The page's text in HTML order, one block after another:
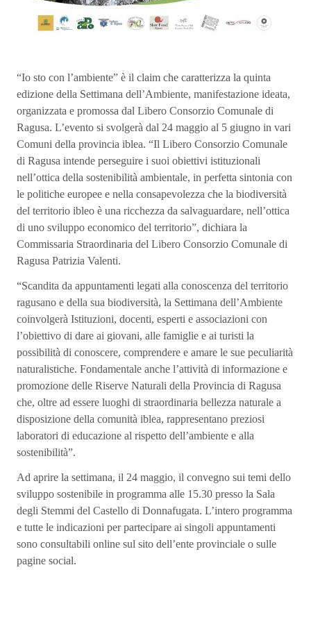
“Io sto con l’ambiente” è il claim che caratterizza la quinta
edizione della Settimana dell’Ambiente, manifestazione ideata,
organizzata e promossa dal Libero Consorzio Comunale di
Ragusa. L’evento si svolgerà dal 24 maggio al 5 giugno in vari
Comuni della provincia iblea. “Il Libero Consorzio Comunale
di Ragusa intende perseguire i suoi obiettivi istituzionali
nell’ottica della sostenibilità ambientale, in perfetta sintonia con
le politiche europee e nella consapevolezza che la biodiversità
del territorio ibleo è una ricchezza da salvaguardare, nell’ottica
di uno sviluppo economico del territorio”, dichiara la
Commissaria Straordinaria del Libero Consorzio Comunale di
Ragusa Patrizia Valenti.
“Scandita da appuntamenti legati alla conoscenza del territorio
ragusano e della sua biodiversità, la Settimana dell’Ambiente
coinvolgerà Istituzioni, docenti, esperti e associazioni con
l’obiettivo di dare ai giovani, alle famiglie e ai turisti la
possibilità di conoscere, comprendere e amare le sue peculiarità
naturalistiche. Fondamentale anche l’attività di informazione e
promozione delle Riserve Naturali della Provincia di Ragusa
che, oltre ad essere luoghi di straordinaria bellezza naturale a
disposizione della comunità iblea, rappresentano preziosi
laboratori di educazione al rispetto dell’ambiente e alla
sostenibilità”.
Ad aprire la settimana, il 24 maggio, il convegno sui temi dello
sviluppo sostenibile in programma alle 15.30 presso la Sala
degli Stemmi del Castello di Donnafugata. L’intero programma
e tutte le indicazioni per partecipare ai singoli appuntamenti
sono consultabili online sul sito dell’ente provinciale o sulle
pagine social.